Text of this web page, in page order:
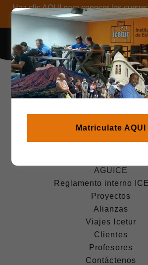
Haz clic AQUI para conocer los
certificarse o
Inicio
Volcán Turrialba
Icetur Virtual
AGUICE
Reglamento interno
Proyectos
Alianzas
Viajes Icetur
Clientes
Profesores
Contáctenos
Matriculate AQUI